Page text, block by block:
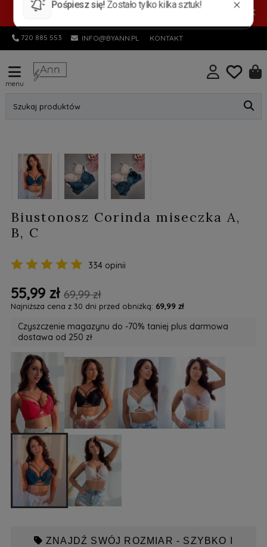
PROMOCYJNA DOSTAWA! Pocztex Kurier 7,99 zł |
×
720 885 553 INFO@BYANN.PL KONTAKT
menu
Szukaj produktów
Biustonosz Corinda miseczka A,
B, C
334 opinii
55,99 zł 69,99 zł
Najniższa cena z 30 dni przed obniżką: 69,99 zł
Czyszczenie magazynu do -70% taniej plus darmowa
dostawa od 250 zł
ZNAJDŹ SWÓJ ROZMIAR - SZYBKO I